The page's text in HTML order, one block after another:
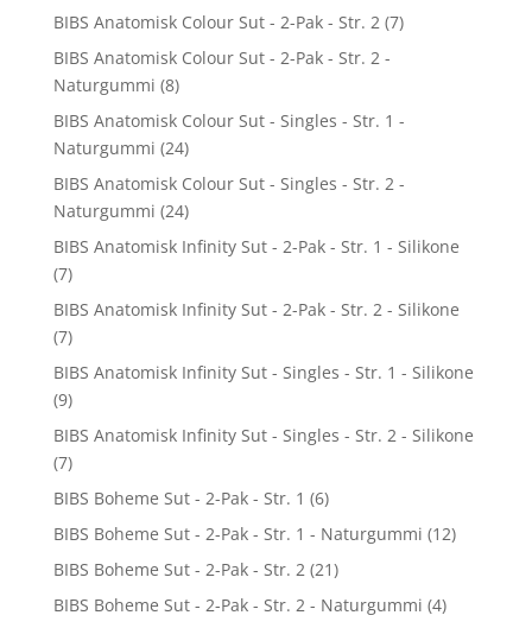
BIBS Anatomisk Colour Sut - 2-Pak - Str. 2 (7)
BIBS Anatomisk Colour Sut - 2-Pak - Str. 2 -
Naturgummi (8)
BIBS Anatomisk Colour Sut - Singles - Str. 1 -
Naturgummi (24)
BIBS Anatomisk Colour Sut - Singles - Str. 2 -
Naturgummi (24)
BIBS Anatomisk Infinity Sut - 2-Pak - Str. 1 - Silikone
(7)
BIBS Anatomisk Infinity Sut - 2-Pak - Str. 2 - Silikone
(7)
BIBS Anatomisk Infinity Sut - Singles - Str. 1 - Silikone
(9)
BIBS Anatomisk Infinity Sut - Singles - Str. 2 - Silikone
(7)
BIBS Boheme Sut - 2-Pak - Str. 1 (6)
BIBS Boheme Sut - 2-Pak - Str. 1 - Naturgummi (12)
BIBS Boheme Sut - 2-Pak - Str. 2 (21)
BIBS Boheme Sut - 2-Pak - Str. 2 - Naturgummi (4)